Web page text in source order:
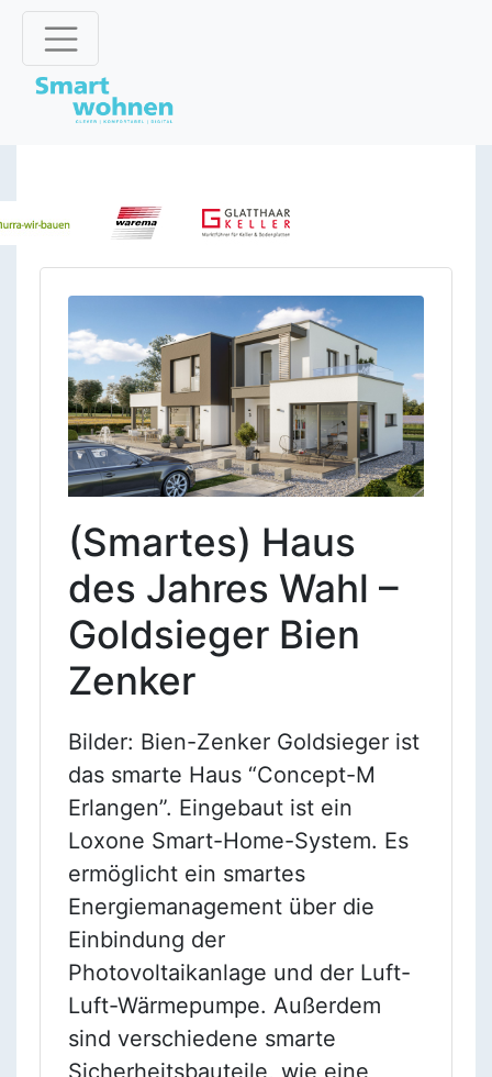
(Smartes) Haus
des Jahres Wahl –
Goldsieger Bien
Zenker
Bilder: Bien-Zenker Goldsieger ist
das smarte Haus “Concept-M
Erlangen”. Eingebaut ist ein
Loxone Smart-Home-System. Es
ermöglicht ein smartes
Energiemanagement über die
Einbindung der
Photovoltaikanlage und der Luft-
Luft-Wärmepumpe. Außerdem
sind verschiedene smarte
Sicherheitsbauteile, wie eine